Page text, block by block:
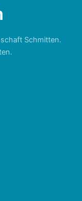
Schmitten.